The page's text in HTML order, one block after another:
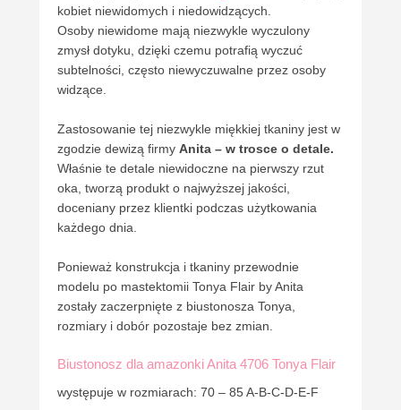
kobiet niewidomych i niedowidzących.
Osoby niewidome mają niezwykle wyczulony
zmysł dotyku, dzięki czemu potrafią wyczuć
subtelności, często niewyczuwalne przez osoby
widzące.
Zastosowanie tej niezwykle miękkiej tkaniny jest w
zgodzie dewizą firmy Anita – w trosce o detale.
Właśnie te detale niewidoczne na pierwszy rzut
oka, tworzą produkt o najwyższej jakości,
doceniany przez klientki podczas użytkowania
każdego dnia.
Ponieważ konstrukcja i tkaniny przewodnie
modelu po mastektomii Tonya Flair by Anita
zostały zaczerpnięte z biustonosza Tonya,
rozmiary i dobór pozostaje bez zmian.
Biustonosz dla amazonki Anita 4706 Tonya Flair
występuje w rozmiarach: 70 – 85 A-B-C-D-E-F